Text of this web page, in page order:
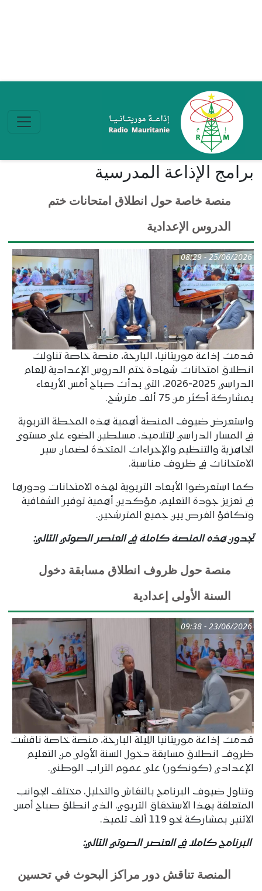
برامج الإذاعة المدرسیة
منصة خاصة حول انطلاق امتحانات ختم
الدروس الإعدادية
25/06/2026 - 08:29
قدمت إذاعة موريتانيا، البارحة، منصة خاصة تناولت
انطلاق امتحانات شهادة ختم الدروس الإعدادية للعام
الدراسي 2025-2026، التي بدأت صباح أمس الأربعاء
بمشاركة أكثر من 75 ألف مترشح.
واستعرض ضيوف المنصة أهمية هذه المحطة التربوية
في المسار الدراسي للتلاميذ، مسلطين الضوء على مستوى
الجاهزية والتنظيم والإجراءات المتخذة لضمان سير
الامتحانات في ظروف مناسبة.
كما استعرضوا الأبعاد التربوية لهذه الامتحانات ودورها
في تعزيز جودة التعليم، مؤكدين أهمية توفير الشفافية
وتكافؤ الفرص بين جميع المترشحين.
تجدون هذه المنصة كاملة في العنصر الصوتي التالي:
منصة حول ظروف انطلاق مسابقة دخول
السنة الأولى إعدادية
23/06/2026 - 09:38
قدمت إذاعة موريتانيا الليلة البارحة، منصة خاصة ناقشت
ظروف انطلاق مسابقة دخول السنة الأولى من التعليم
الإعدادي (كونكور) على عموم التراب الوطني.
وتناول ضيوف البرنامج بالنقاش والتحليل، مختلف الجوانب
المتعلقة بهذا الاستحقاق التربوي، الذي انطلق صباح أمس
الاثنين بمشاركة نحو 119 ألف تلميذ.
البرنامج كاملا في العنصر الصوتي التالي:
المنصة تناقش دور مراكز البحوث في تحسين